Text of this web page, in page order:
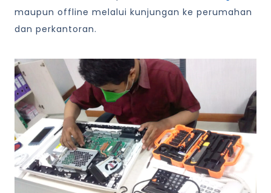
maupun offline melalui kunjungan ke perumahan
dan perkantoran.